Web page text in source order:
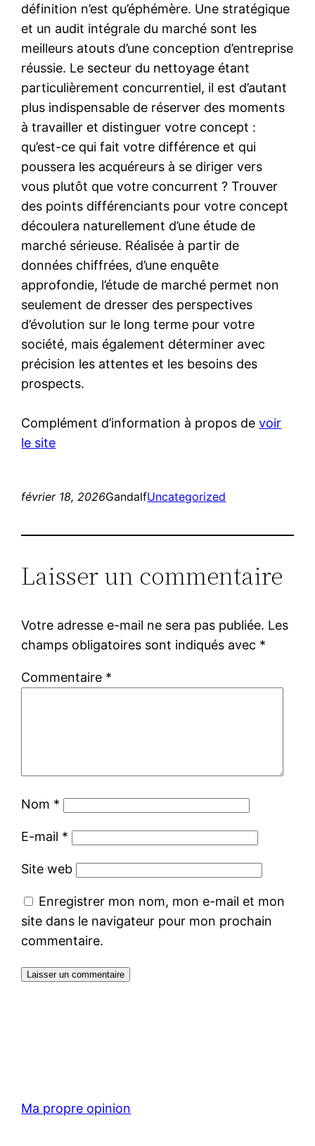
définition n’est qu’éphémère. Une stratégique
et un audit intégrale du marché sont les
meilleurs atouts d’une conception d’entreprise
réussie. Le secteur du nettoyage étant
particulièrement concurrentiel, il est d’autant
plus indispensable de réserver des moments
à travailler et distinguer votre concept :
qu’est-ce qui fait votre différence et qui
poussera les acquéreurs à se diriger vers
vous plutôt que votre concurrent ? Trouver
des points différenciants pour votre concept
découlera naturellement d’une étude de
marché sérieuse. Réalisée à partir de
données chiffrées, d’une enquête
approfondie, l’étude de marché permet non
seulement de dresser des perspectives
d’évolution sur le long terme pour votre
société, mais également déterminer avec
précision les attentes et les besoins des
prospects.
Complément d’information à propos devoir
le site
février 18, 2026GandalfUncategorized
Laisser un commentaire
Votre adresse e-mail ne sera pas publiée. Les
champs obligatoires sont indiqués avec *
Commentaire *
Nom *
E-mail *
Site web
Enregistrer mon nom, mon e-mail et mon
site dans le navigateur pour mon prochain
commentaire.
Ma propre opinion